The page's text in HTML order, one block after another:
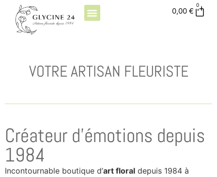
0,00 €
0
VOTRE ARTISAN FLEURISTE
Créateur d'émotions depuis
1984
Incontournable boutique d’art floral depuis 1984 à